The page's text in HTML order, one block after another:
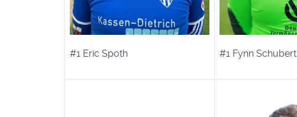
#1 Eric Spoth #1 Fynn Schubert